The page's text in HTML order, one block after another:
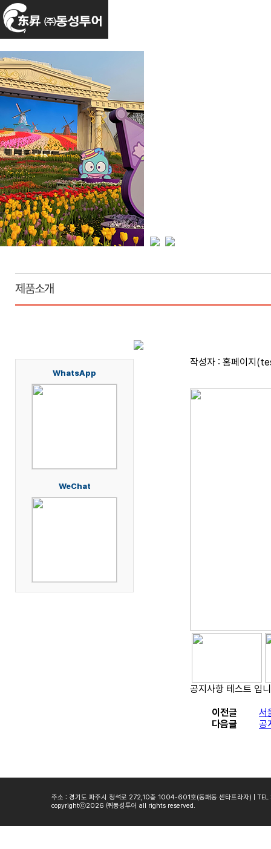
제품소개
WhatsApp
WeChat
작성자 : 홈페이지
공지사항 테스트 입
이전글
서
다음글
공
주소 : 경기도 파주시 청석로 272,10층 1004-601호(동패동 센타프라자)
copyrightⓒ2026 ㈜동성투어 all rights reserved.